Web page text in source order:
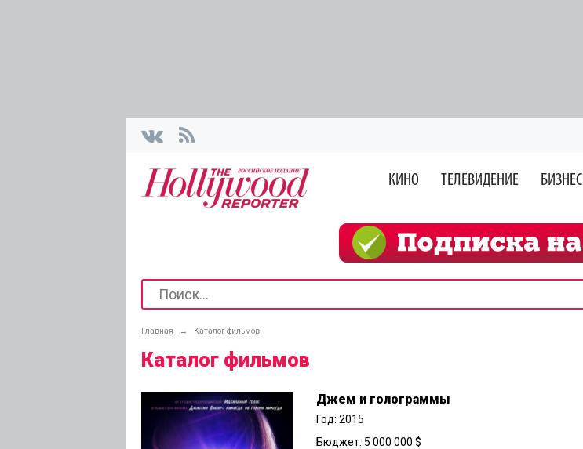
КИНО ТЕЛЕВИДЕНИЕ БИЗНЕС
Главная → Каталог фильмов
Каталог фильмов
Джем и голограммы
Год: 2015
Бюджет: 5 000 000 $